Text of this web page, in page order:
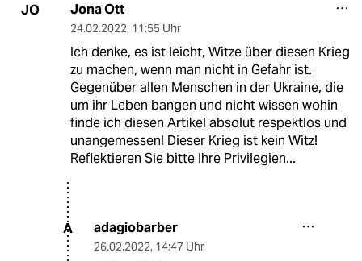
JO Jona Ott
24.02.2022, 11:55 Uhr
Ich denke, es ist leicht, Witze über diesen Krieg
zu machen, wenn man nicht in Gefahr ist.
Gegenüber allen Menschen in der Ukraine, die
um ihr Leben bangen und nicht wissen wohin
finde ich diesen Artikel absolut respektlos und
unangemessen! Dieser Krieg ist kein Witz!
Reflektieren Sie bitte Ihre Privilegien...
A adagiobarber
26.02.2022, 14:47 Uhr